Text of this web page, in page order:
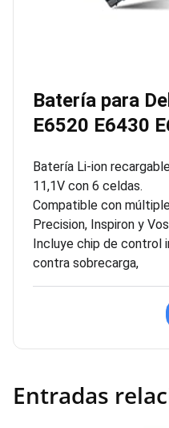
Batería para
E6520 E6430
Batería Li-ion
11,1V con 6 celdas.
Compatible con
Precision, Inspiron y
Incluye chip de control
contra sobrecarga,
Entradas